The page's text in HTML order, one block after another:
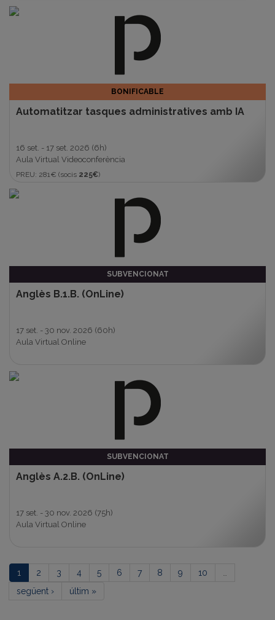
BONIFICABLE
Automatitzar tasques administratives amb IA
16 set. - 17 set. 2026 (6h)
Aula Virtual Videoconferència
PREU: 281€ (socis 225€)
SUBVENCIONAT
Anglès B.1.B. (OnLine)
17 set. - 30 nov. 2026 (60h)
Aula Virtual Online
SUBVENCIONAT
Anglès A.2.B. (OnLine)
17 set. - 30 nov. 2026 (75h)
Aula Virtual Online
1 2 3 4 5 6 7 8 9 10
següent ›
últim »